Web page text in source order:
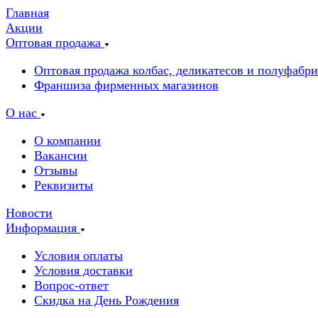
Главная
Акции
Оптовая продажа
Оптовая продажа колбас, деликатесов и
Франшиза фирменных магазинов
О нас
О компании
Вакансии
Отзывы
Реквизиты
Новости
Информация
Условия оплаты
Условия доставки
Вопрос-ответ
Скидка на День Рождения